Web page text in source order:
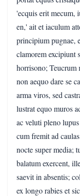
'ecquis erit mecum,
en,' ait et iaculum
principium pugnae,
clamorem excipiunt
horrisono; Teucrum
non aequo dare se
arma viros, sed
lustrat equo muros
ac veluti pleno
cum fremit ad
nocte super media;
balatum exercent,
saevit in absentis;
ex longo rabies et